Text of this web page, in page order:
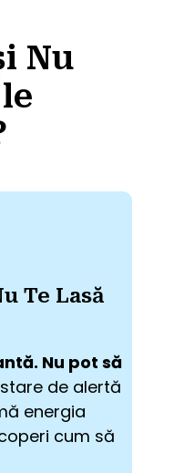
Nu
Te Lasă
Nu pot să
de alertă
energia
cum să